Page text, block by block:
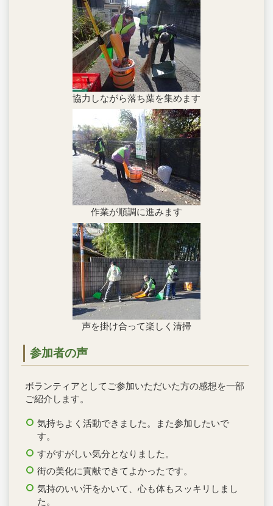
協力しながら落ち葉を集めます
作業が順調に進みます
声を掛け合って楽しく清掃
参加者の声
ボランティアとしてご参加いただいた方の感想を一部
ご紹介します。
気持ちよく活動できました。また参加したいで
す。
すがすがしい気分となりました。
街の美化に貢献できてよかったです。
気持のいい汗をかいて、心も体もスッキリしまし
た。